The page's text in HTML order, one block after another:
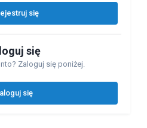
się
się
Zaloguj się poniżej.
się